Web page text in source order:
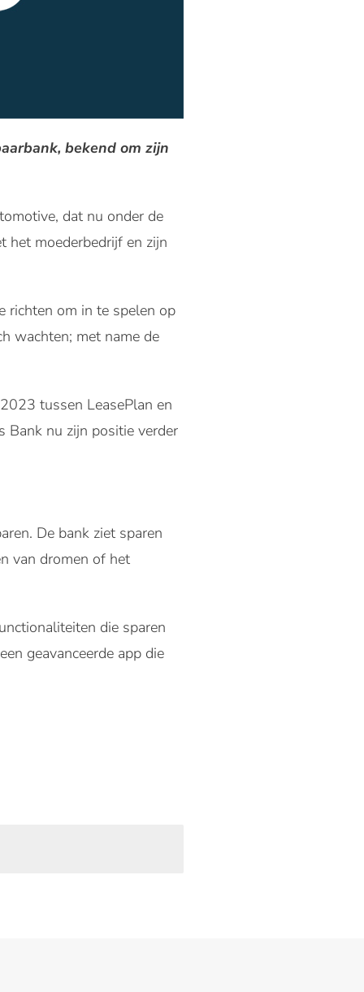
bekend om zijn
dat nu onder de
het moederbedrijf en zijn
richten om in te spelen op
wachten; met name de
tussen LeasePlan en
Bank nu zijn positie verder
De bank ziet sparen
van dromen of het
die sparen
geavanceerde app die